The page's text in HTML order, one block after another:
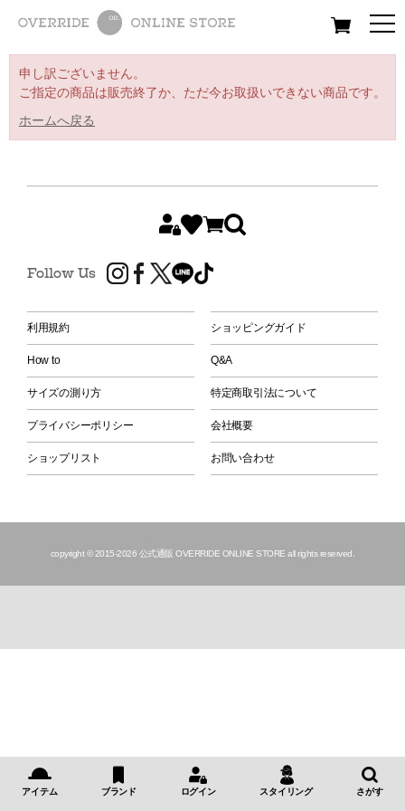
All Women Men
申し訳ございません。
ご指定の商品は販売終了か、ただ今お取扱いできない商品です。
ホームへ戻る
Follow Us
利用規約 ショッピングガイド
How to Q&A
サイズの測り方 特定商取引法について
プライバシーポリシー 会社概要
ショップリスト お問い合わせ
copyright © 2015-2026 公式通販 OVERRIDE ONLINE STORE all rights reserved.
アイテム ブランド ログイン スタイリング さがす